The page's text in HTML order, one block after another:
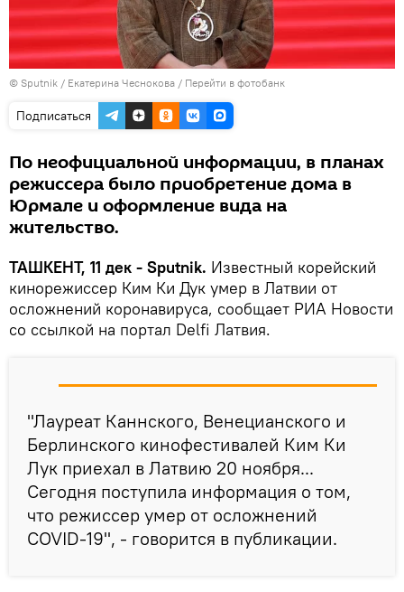
© Sputnik / Екатерина Чеснокова / Перейти в фотобанк
Подписаться
По неофициальной информации, в планах
режиссера было приобретение дома в
Юрмале и оформление вида на
жительство.
ТАШКЕНТ, 11 дек - Sputnik. Известный корейский
кинорежиссер Ким Ки Дук умер в Латвии от
осложнений коронавируса, сообщает РИА Новости
со ссылкой на портал Delfi Латвия.
"Лауреат Каннского, Венецианского и
Берлинского кинофестивалей Ким Ки
Лук приехал в Латвию 20 ноября...
Сегодня поступила информация о том,
что режиссер умер от осложнений
COVID-19", - говорится в публикации.